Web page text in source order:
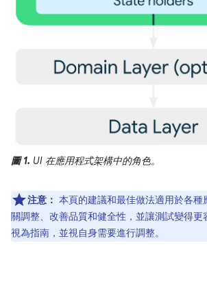
圖 1. UI 在應用程式架構中的角色。
注意： 本頁的建議和最佳做法適用於各種
關調整、改善品質和健全性，並讓測試變得更
視為指南，並視自身需要進行調整。